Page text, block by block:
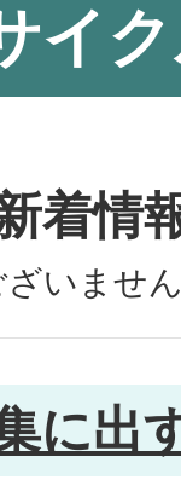
イ
着情
いませ
に出